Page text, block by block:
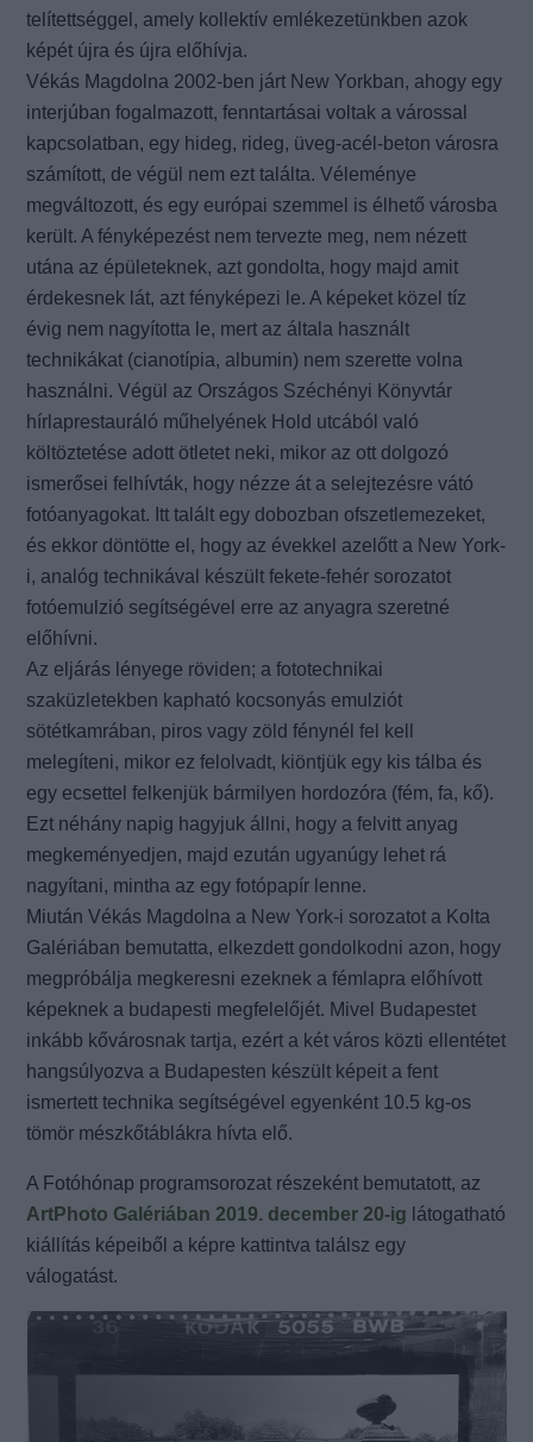
telítettséggel, amely kollektív emlékezetünkben azok
képét újra és újra előhívja.
Vékás Magdolna 2002-ben járt New Yorkban, ahogy egy
interjúban fogalmazott, fenntartásai voltak a várossal
kapcsolatban, egy hideg, rideg, üveg-acél-beton városra
számított, de végül nem ezt találta. Véleménye
megváltozott, és egy európai szemmel is élhető városba
került. A fényképezést nem tervezte meg, nem nézett
utána az épületeknek, azt gondolta, hogy majd amit
érdekesnek lát, azt fényképezi le. A képeket közel tíz
évig nem nagyította le, mert az általa használt
technikákat (cianotípia, albumin) nem szerette volna
használni. Végül az Országos Széchényi Könyvtár
hírlaprestauráló műhelyének Hold utcából való
költöztetése adott ötletet neki, mikor az ott dolgozó
ismerősei felhívták, hogy nézze át a selejtezésre vátó
fotóanyagokat. Itt talált egy dobozban ofszetlemezeket,
és ekkor döntötte el, hogy az évekkel azelőtt a New York-
i, analóg technikával készült fekete-fehér sorozatot
fotóemulzió segítségével erre az anyagra szeretné
előhívni.
Az eljárás lényege röviden; a fototechnikai
szaküzletekben kapható kocsonyás emulziót
sötétkamrában, piros vagy zöld fénynél fel kell
melegíteni, mikor ez felolvadt, kiöntjük egy kis tálba és
egy ecsettel felkenjük bármilyen hordozóra (fém, fa, kő).
Ezt néhány napig hagyjuk állni, hogy a felvitt anyag
megkeményedjen, majd ezután ugyanúgy lehet rá
nagyítani, mintha az egy fotópapír lenne.
Miután Vékás Magdolna a New York-i sorozatot a Kolta
Galériában bemutatta, elkezdett gondolkodni azon, hogy
megpróbálja megkeresni ezeknek a fémlapra előhívott
képeknek a budapesti megfelelőjét. Mivel Budapestet
inkább kővárosnak tartja, ezért a két város közti ellentétet
hangsúlyozva a Budapesten készült képeit a fent
ismertett technika segítségével egyenként 10.5 kg-os
tömör mészkőtáblákra hívta elő.
A Fotóhónap programsorozat részeként bemutatott, az
ArtPhoto Galériában 2019. december 20-ig látogatható
kiállítás képeiből a képre kattintva találsz egy
válogatást.